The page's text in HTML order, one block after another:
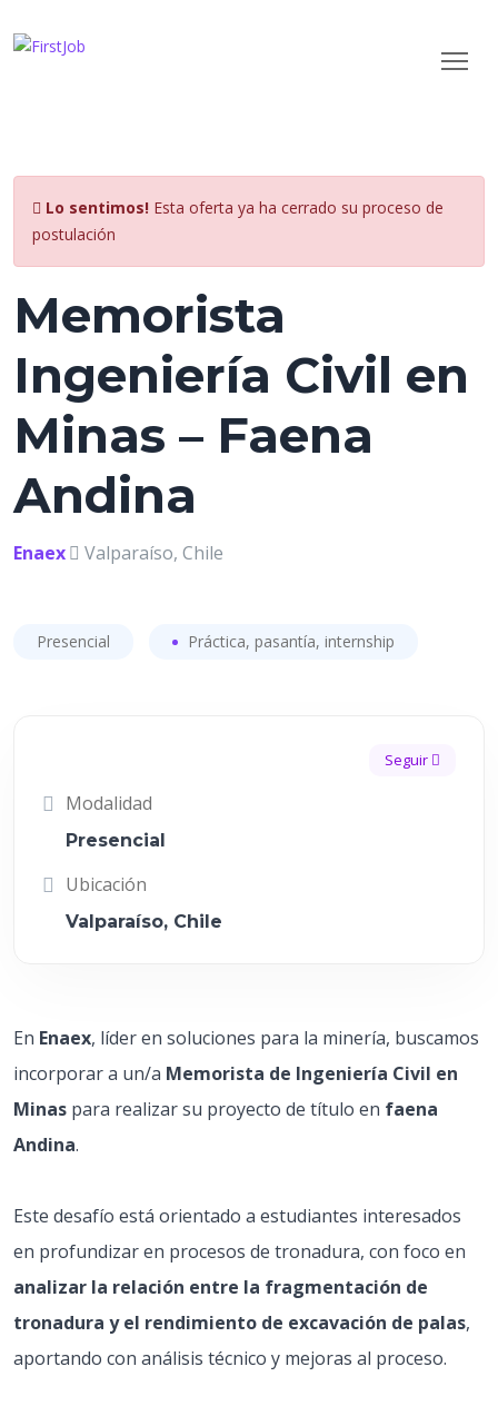
Lo sentimos! Esta oferta ya ha cerrado su proceso de
postulación
Memorista
Ingeniería Civil en
Minas – Faena
Andina
Enaex Valparaíso, Chile
Presencial Práctica, pasantía, internship
Seguir
Modalidad
Presencial
Ubicación
Valparaíso, Chile
En Enaex, líder en soluciones para la minería, buscamos
incorporar a un/a Memorista de Ingeniería Civil en
Minas para realizar su proyecto de título en faena
Andina.
Este desafío está orientado a estudiantes interesados
en profundizar en procesos de tronadura, con foco en
analizar la relación entre la fragmentación de
tronadura y el rendimiento de excavación de palas,
aportando con análisis técnico y mejoras al proceso.